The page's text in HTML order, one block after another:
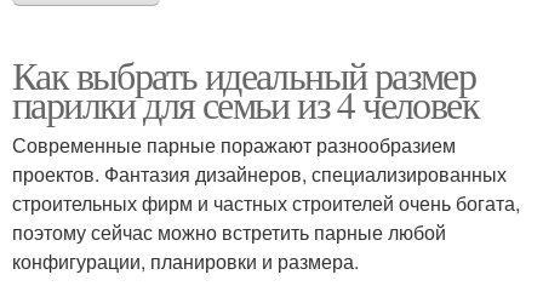
Как выбрать идеальный размер
парилки для семьи из 4 человек
Современные парные поражают разнообразием
проектов. Фантазия дизайнеров, специализированных
строительных фирм и частных строителей очень богата,
поэтому сейчас можно встретить парные любой
конфигурации, планировки и размера.